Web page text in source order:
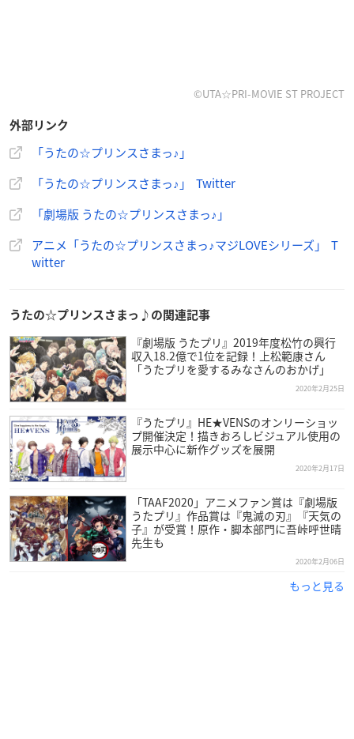
©UTA☆PRI-MOVIE ST PROJECT
外部リンク
「うたの☆プリンスさまっ♪」
「うたの☆プリンスさまっ♪」 Twitter
「劇場版 うたの☆プリンスさまっ♪」
アニメ「うたの☆プリンスさまっ♪マジLOVEシリーズ」 T
witter
うたの☆プリンスさまっ♪の関連記事
『劇場版 うたプリ』2019年度松竹の興行
収入18.2億で1位を記録！上松範康さん
「うたプリを愛するみなさんのおかげ」
2020年2月25日
『うたプリ』HE★VENSのオンリーショッ
プ開催決定！描きおろしビジュアル使用の
展示中心に新作グッズを展開
2020年2月17日
「TAAF2020」アニメファン賞は『劇場版
うたプリ』作品賞は『鬼滅の刃』『天気の
子』が受賞！原作・脚本部門に吾峠呼世晴
先生も
2020年2月06日
もっと見る